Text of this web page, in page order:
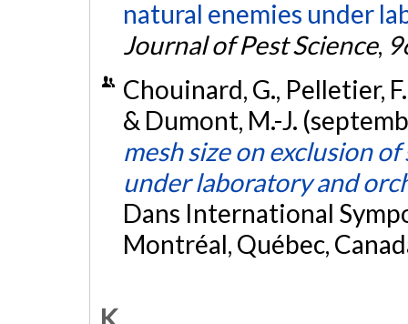
natural enemies under
Journal of Pest Science,
Chouinard, G., Pelletier,
& Dumont, M.-J.
mesh size on exclusion
under laboratory and
Dans International
Montréal, Québec,